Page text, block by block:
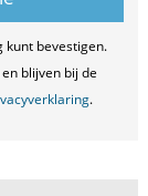
kunt bevestigen.
blijven bij de
.